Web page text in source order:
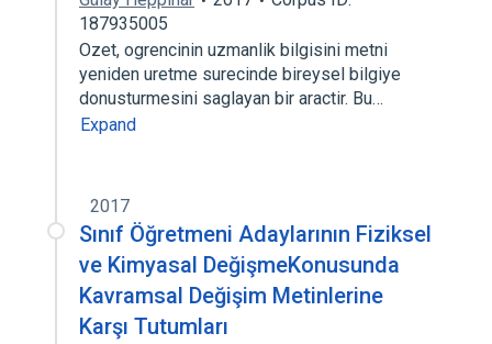
187935005
Ozet, ogrencinin uzmanlik bilgisini metni
yeniden uretme surecinde bireysel bilgiye
donusturmesini saglayan bir aractir. Bu…
Expand
2017
Sınıf Öğretmeni Adaylarının Fiziksel
ve Kimyasal DeğişmeKonusunda
Kavramsal Değişim Metinlerine
Karşı Tutumları